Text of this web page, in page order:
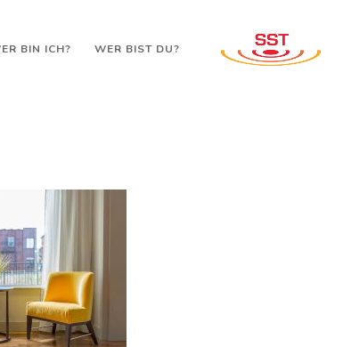
BIN ICH? WER BIST DU?